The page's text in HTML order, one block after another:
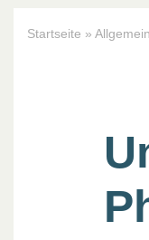
Startseite » Allgemein